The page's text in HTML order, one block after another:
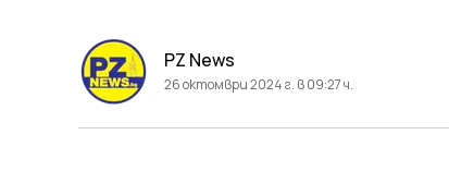
PZ News
26 октомври 2024 г. в 09:27 ч.